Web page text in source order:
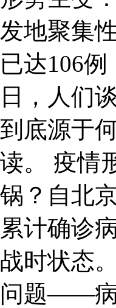
发地聚集
已达106
日，人们
到底源于
读。 疫情
锅？自北
累计确诊
战时状态
问题——病